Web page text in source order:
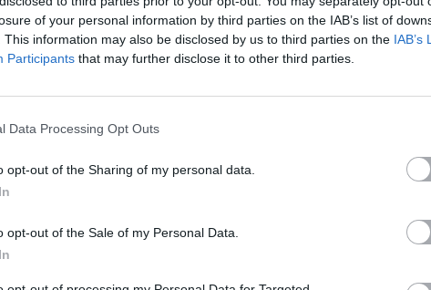
of your personal information by third parties on the IAB’s list of
This information may also be disclosed by us to third parties on the IAB’s
Participants that may further disclose it to other third parties.
Data Processing Opt Outs
opt-out of the Sharing of my personal data.
opt-out of the Sale of my Personal Data.
των πιθήκων είναι DNA ιός και δεν
με τους RNA ιούς, για παράδειγμα τους
εξελίσσονται. Το γενετικό υλικό του
αλλά αυτό δεν σημαίνει ότι δεν
του 29χρονου ασθενή – που εξακολουθεί να
– εστάλησαν στο Εθνικό Κέντρο